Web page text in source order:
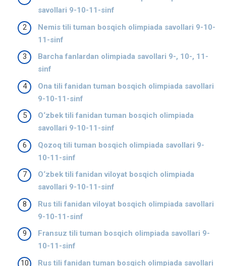
savollari 9-10-11-sinf
Nemis tili tuman bosqich olimpiada savollari 9-10-
11-sinf
Barcha fanlardan olimpiada savollari 9-, 10-, 11-
sinf
Ona tili fanidan tuman bosqich olimpiada savollari
9-10-11-sinf
O‘zbek tili fanidan tuman bosqich olimpiada
savollari 9-10-11-sinf
Qozoq tili tuman bosqich olimpiada savollari 9-
10-11-sinf
O‘zbek tili fanidan viloyat bosqich olimpiada
savollari 9-10-11-sinf
Rus tili fanidan viloyat bosqich olimpiada savollari
9-10-11-sinf
Fransuz tili tuman bosqich olimpiada savollari 9-
10-11-sinf
Rus tili fanidan tuman bosqich olimpiada savollari